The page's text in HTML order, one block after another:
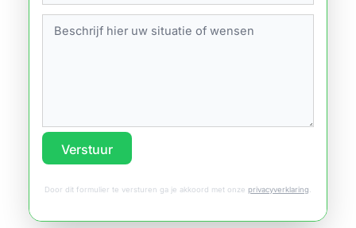
Verstuur
Door dit formulier te versturen ga je akkoord met onze privacyverklaring